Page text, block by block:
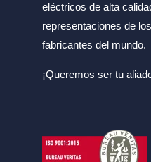
eléctricos de alta
representaciones de
fabricantes del mundo.
¡Queremos ser tu